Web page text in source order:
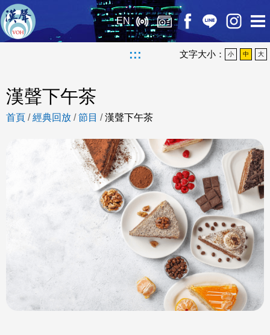
EN
::: 文字大小： 小 中 大
漢聲下午茶
首頁 /經典回放 /節目 /漢聲下午茶